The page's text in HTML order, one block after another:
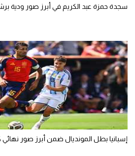
سجدة حمزة عبد الكريم في أبرز صور ودية
إسبانيا بطل المونديال ضمن أبرز صور نهائي كأس